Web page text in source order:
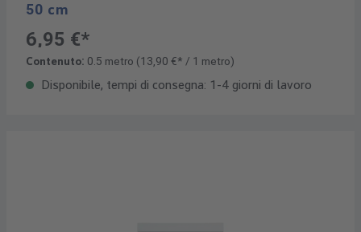
50 cm
6,95 €*
Contenuto: 0.5 metro (13,90 €* / 1 metro)
Disponibile, tempi di consegna: 1-4 giorni di lavoro